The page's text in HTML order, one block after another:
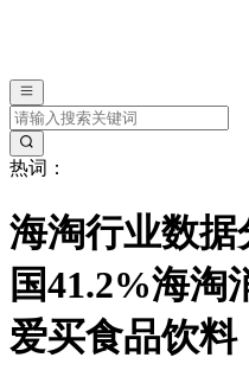
热词：
海淘行业数据
国41.2%海淘
爱买食品饮料